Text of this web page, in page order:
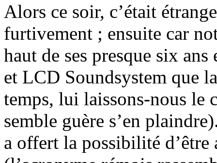
Alors ce soir, c’était
furtivement ; ensuite car
haut de ses presque six
et LCD Soundsystem que
temps, lui laissons-nous le
semble guère s’en
a offert la possibilité d’être